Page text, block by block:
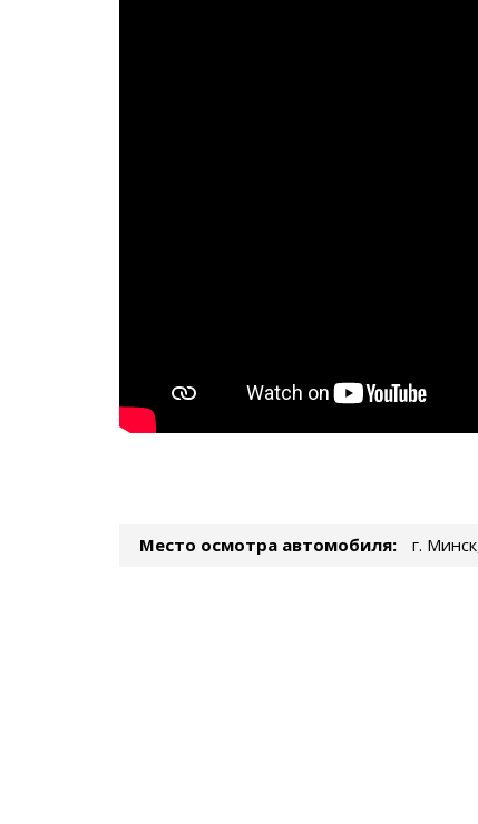
Место осмотра автомобиля: г.